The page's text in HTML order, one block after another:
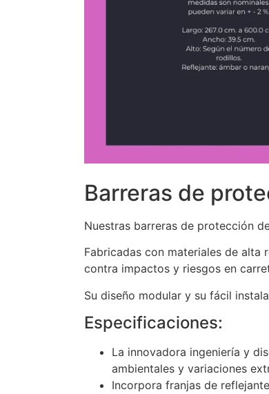
Barreras de
Nuestras barreras de protección
Fabricadas con materiales de alta
contra impactos y riesgos en
Su diseño modular y su fácil
Especificaciones:
La innovadora ingeniería y
ambientales y variaciones
Incorpora franjas de